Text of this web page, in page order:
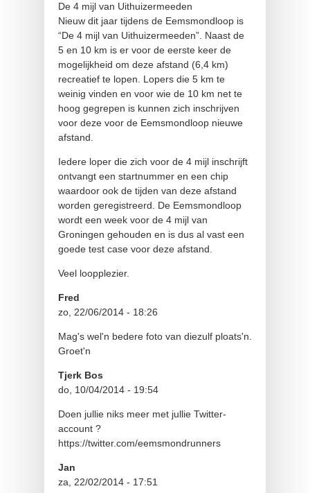
De 4 mijl van Uithuizermeeden
Nieuw dit jaar tijdens de Eemsmondloop is
“De 4 mijl van Uithuizermeeden”. Naast de
5 en 10 km is er voor de eerste keer de
mogelijkheid om deze afstand (6,4 km)
recreatief te lopen. Lopers die 5 km te
weinig vinden en voor wie de 10 km net te
hoog gegrepen is kunnen zich inschrijven
voor deze voor de Eemsmondloop nieuwe
afstand.
Iedere loper die zich voor de 4 mijl inschrijft
ontvangt een startnummer en een chip
waardoor ook de tijden van deze afstand
worden geregistreerd. De Eemsmondloop
wordt een week voor de 4 mijl van
Groningen gehouden en is dus al vast een
goede test case voor deze afstand.
Veel loopplezier.
Fred
zo, 22/06/2014 - 18:26
Mag's wel'n bedere foto van diezulf ploats'n.
Groet'n
Tjerk Bos
do, 10/04/2014 - 19:54
Doen jullie niks meer met jullie Twitter-
account ?
https://twitter.com/eemsmondrunners
Jan
za, 22/02/2014 - 17:51